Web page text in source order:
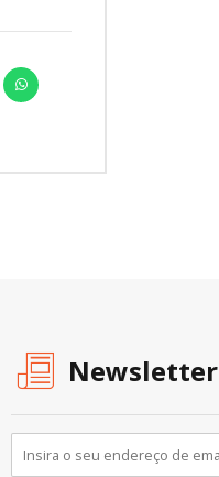
Newsletter